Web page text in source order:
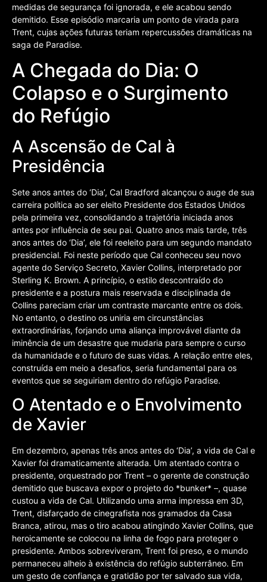
medidas de segurança foi ignorada, e ele acabou sendo
demitido. Esse episódio marcaria um ponto de virada para
Trent, cujas ações futuras teriam repercussões dramáticas na
saga de Paradise.
A Chegada do Dia: O
Colapso e o Surgimento
do Refúgio
A Ascensão de Cal à
Presidência
Sete anos antes do ‘Dia’, Cal Bradford alcançou o auge de sua
carreira política ao ser eleito Presidente dos Estados Unidos
pela primeira vez, consolidando a trajetória iniciada anos
antes por influência de seu pai. Quatro anos mais tarde, três
anos antes do ‘Dia’, ele foi reeleito para um segundo mandato
presidencial. Foi neste período que Cal conheceu seu novo
agente do Serviço Secreto, Xavier Collins, interpretado por
Sterling K. Brown. A princípio, o estilo descontraído do
presidente e a postura mais reservada e disciplinada de
Collins pareciam criar um contraste marcante entre os dois.
No entanto, o destino os uniria em circunstâncias
extraordinárias, forjando uma aliança improvável diante da
iminência de um desastre que mudaria para sempre o curso
da humanidade e o futuro de suas vidas. A relação entre eles,
construída em meio a desafios, seria fundamental para os
eventos que se seguiriam dentro do refúgio Paradise.
O Atentado e o Envolvimento
de Xavier
Em dezembro, apenas três anos antes do ‘Dia’, a vida de Cal e
Xavier foi dramaticamente alterada. Um atentado contra o
presidente, orquestrado por Trent – o gerente de construção
demitido que buscava expor o projeto do *bunker* –, quase
custou a vida de Cal. Utilizando uma arma impressa em 3D,
Trent, disfarçado de cinegrafista nos gramados da Casa
Branca, atirou, mas o tiro acabou atingindo Xavier Collins, que
heroicamente se colocou na linha de fogo para proteger o
presidente. Ambos sobreviveram, Trent foi preso, e o mundo
permaneceu alheio à existência do refúgio subterrâneo. Em
um gesto de confiança e gratidão por ter salvado sua vida,